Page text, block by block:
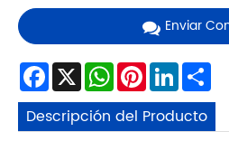
Enviar
Facebook
X WhatsApp
Pinterest
LinkedIn
Descripción del Producto